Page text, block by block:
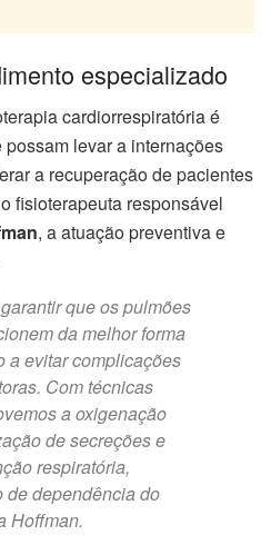
especializado
cardiorrespiratória é
levar a internações
a recuperação de pacientes
fisioterapeuta responsável
, a atuação preventiva e
que os pulmões
da melhor forma
a evitar complicações
Com técnicas
a oxigenação
de secreções e
respiratória,
de dependência do
Hoffman.